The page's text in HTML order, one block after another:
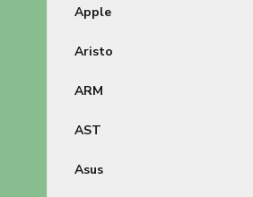
Apple
Aristo
ARM
AST
Asus